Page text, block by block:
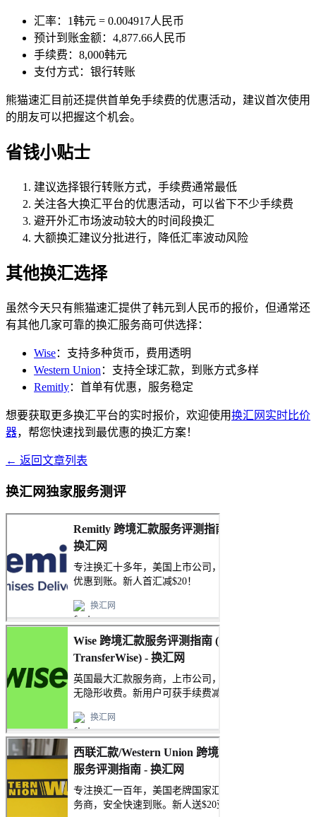
汇率：1韩元 = 0.004917人民币
预计到账金额：4,877.66人民币
手续费：8,000韩元
支付方式：银行转账
熊猫速汇目前还提供首单免手续费的优惠活动，建议首次使用
的朋友可以把握这个机会。
省钱小贴士
建议选择银行转账方式，手续费通常最低
关注各大换汇平台的优惠活动，可以省下不少手续费
避开外汇市场波动较大的时间段换汇
大额换汇建议分批进行，降低汇率波动风险
其他换汇选择
虽然今天只有熊猫速汇提供了韩元到人民币的报价，但通常还
有其他几家可靠的换汇服务商可供选择：
Wise：支持多种货币，费用透明
Western Union ：支持全球汇款，到账方式多样
Remitly：首单有优惠，服务稳定
想要获取更多换汇平台的实时报价，欢迎使用换汇网实时比价
器，帮您快速找到最优惠的换汇方案！
← 返回文章列表
换汇网独家服务测评